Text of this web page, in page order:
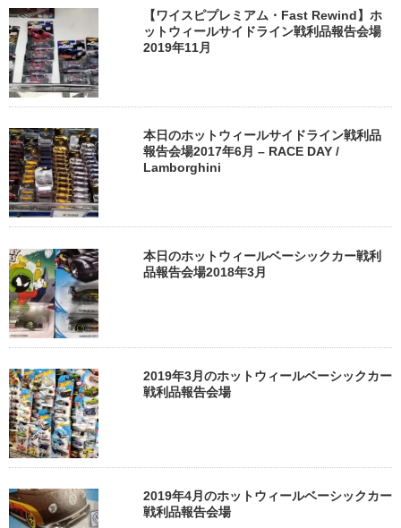
【ワイスピプレミアム・Fast Rewind】ホ
ットウィールサイドライン戦利品報告会場
2019年11月
本日のホットウィールサイドライン戦利品
報告会場2017年6月 – RACE DAY /
Lamborghini
本日のホットウィールベーシックカー戦利
品報告会場2018年3月
2019年3月のホットウィールベーシックカー
戦利品報告会場
2019年4月のホットウィールベーシックカー
戦利品報告会場